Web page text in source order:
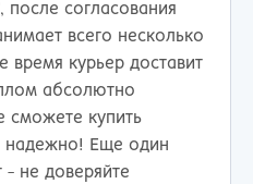
согласования
всего несколько
время курьер доставит
абсолютно
сможете купить
Еще один
не доверяйте